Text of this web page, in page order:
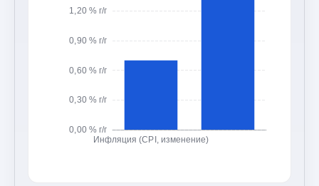
0,00 % г/г
0,30 % г/г
0,60 % г/г
0,90 % г/г
1,20 % г/г
Инфляция (CPI, изменение)